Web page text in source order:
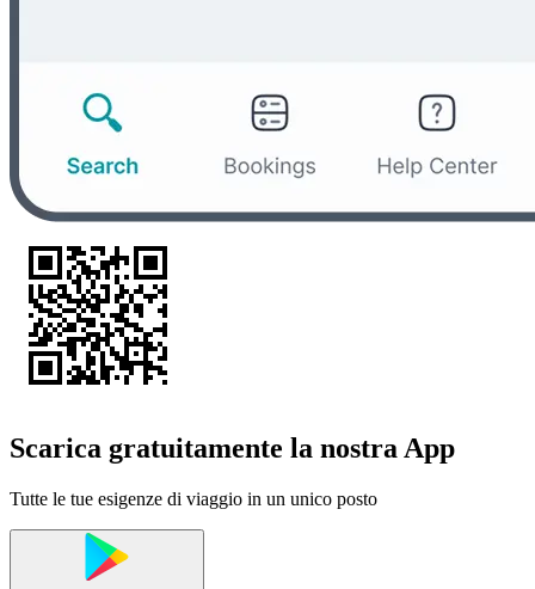
Scarica gratuitamente la nostra App
Tutte le tue esigenze di viaggio in un unico posto